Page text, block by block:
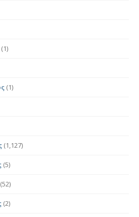
(1)
(1)
(1,127)
(5)
(52)
(2)